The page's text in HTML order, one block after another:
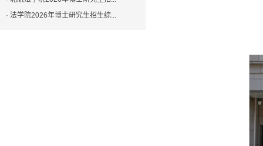
· 法学院2026年博士研究生招生综...